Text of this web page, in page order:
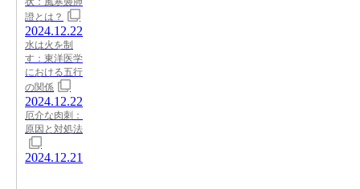
證とは？
2024.12.22
水は火を制
す：東洋医学
における五行
の関係
2024.12.22
厄介な肉刺：
原因と対処法
2024.12.21